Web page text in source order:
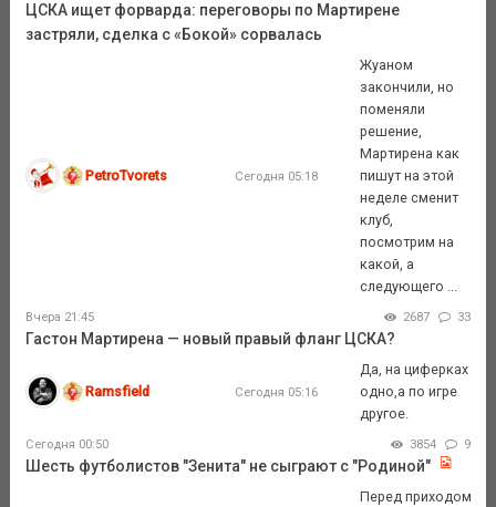
ЦСКА ищет форварда: переговоры по Мартирене
застряли, сделка с «Бокой» сорвалась
PetroTvorets Сегодня 05:18
Жуаном
закончили, но
поменяли
решение,
Мартирена как
пишут на этой
неделе сменит
клуб,
посмотрим на
какой, а
следующего ...
Вчера 21:45 2687 33
Гастон Мартирена — новый правый фланг ЦСКА?
Ramsfield Сегодня 05:16
Да, на циферках
одно,а по игре
другое.
Сегодня 00:50 3854 9
Шесть футболистов "Зенита" не сыграют с "Родиной"
Перед приходом